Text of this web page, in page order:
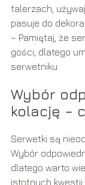
talerzach,
pasuje do
– Pamiętaj, że
gości, dlatego
serwetniku.
Wybór
kolację –
Serwetki są
Wybór
dlatego warto
istotnych kwestii: